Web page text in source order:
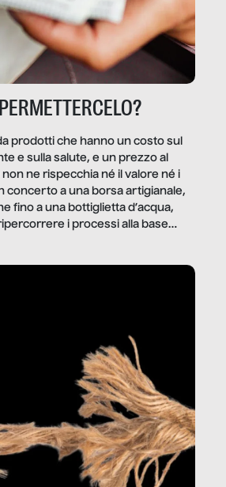
prodotti che hanno un costo sul
e sulla salute, e un prezzo al
ne rispecchia né il valore né i
concerto a una borsa artigianale,
fino a una bottiglietta d’acqua,
i processi alla base
servizi che fanno la nostra vita